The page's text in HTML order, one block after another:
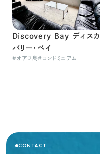
Discovery Bay ディスカ
バリー・ベイ
#オアフ島# コンドミニアム
CONTACT